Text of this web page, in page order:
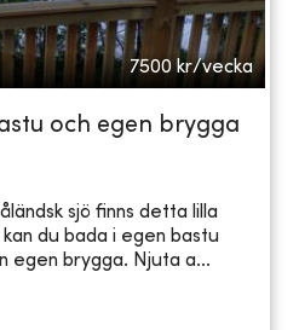
7500 kr/vecka
och egen brygga
sjö finns detta lilla
du bada i egen bastu
egen brygga. Njuta a...